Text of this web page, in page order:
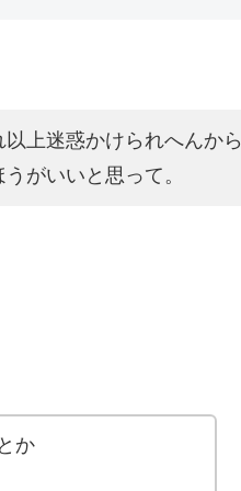
上迷惑かけられへんから
がいいと思って。
か